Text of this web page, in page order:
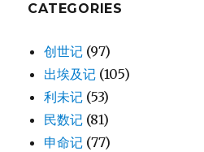
CATEGORIES
创世记 (97)
出埃及记 (105)
利未记 (53)
民数记 (81)
申命记 (77)